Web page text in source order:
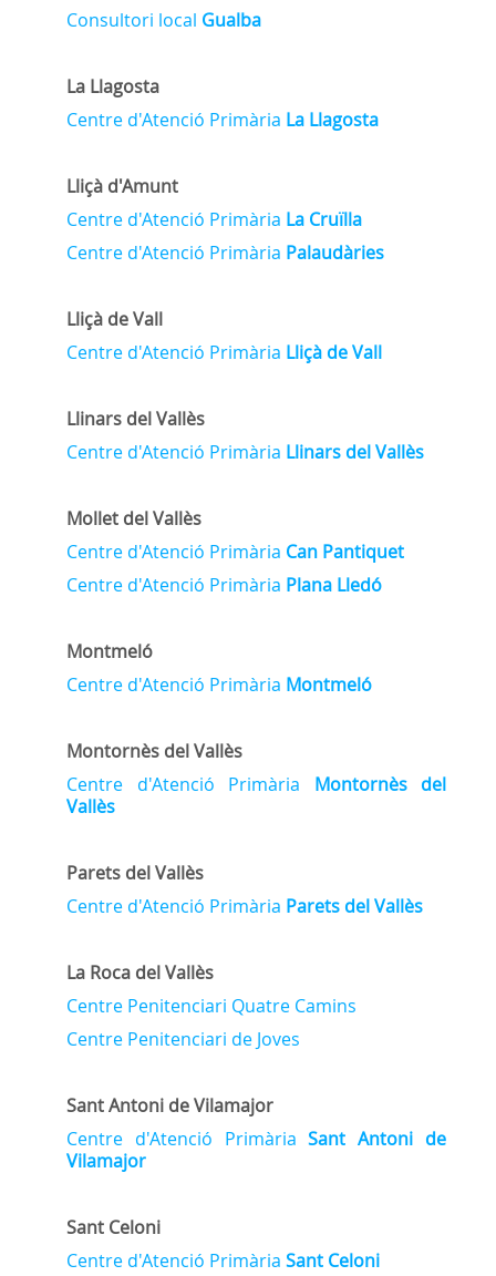
Consultori local Gualba
La Llagosta
Centre d'Atenció Primària La Llagosta
Lliçà d'Amunt
Centre d'Atenció Primària La Cruïlla
Centre d'Atenció Primària Palaudàries
Lliçà de Vall
Centre d'Atenció Primària Lliçà de Vall
Llinars del Vallès
Centre d'Atenció Primària Llinars del Vallès
Mollet del Vallès
Centre d'Atenció Primària Can Pantiquet
Centre d'Atenció Primària Plana Lledó
Montmeló
Centre d'Atenció Primària Montmeló
Montornès del Vallès
Centre d'Atenció Primària Montornès del
Vallès
Parets del Vallès
Centre d'Atenció Primària Parets del Vallès
La Roca del Vallès
Centre Penitenciari Quatre Camins
Centre Penitenciari de Joves
Sant Antoni de Vilamajor
Centre d'Atenció PrimàriaSant Antoni de
Vilamajor
Sant Celoni
Centre d'Atenció Primària Sant Celoni